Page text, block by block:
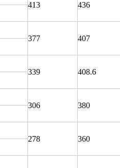
413
436
377
407
339
408.6
306
380
278
360